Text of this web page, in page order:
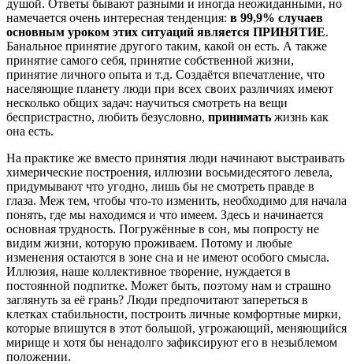
душой. Ответы бывают разными и иногда неожиданными, но
намечается очень интересная тенденция: в 99,9% случаев
основным уроком этих ситуаций является ПРИНЯТИЕ.
Банальное принятие другого таким, какой он есть. А также
принятие самого себя, принятие собственной жизни,
принятие личного опыта и т.д. Создаётся впечатление, что
населяющие планету люди при всех своих различиях имеют
несколько общих задач: научиться смотреть на вещи
беспристрастно, любить безусловно, принимать жизнь как
она есть.
На практике же вместо принятия люди начинают выстраивать
химерические построения, иллюзии восьмидесятого левела,
придумывают что угодно, лишь бы не смотреть правде в
глаза. Меж тем, чтобы что-то изменить, необходимо для начала
понять, где мы находимся и что имеем. Здесь и начинается
основная трудность. Погружённые в сон, мы попросту не
видим жизни, которую проживаем. Потому и любые
изменения остаются в зоне сна и не имеют особого смысла.
Иллюзия, наше коллективное творение, нуждается в
постоянной подпитке. Может быть, поэтому нам и страшно
заглянуть за её грань? Люди предпочитают запереться в
клетках стабильности, построить личные комфортные мирки,
которые впишутся в этот большой, угрожающий, меняющийся
мирище и хотя бы ненадолго зафиксируют его в незыблемом
положении.